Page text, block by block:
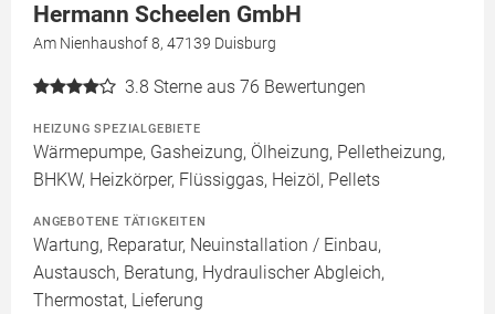
Hermann Scheelen GmbH
Am Nienhaushof 8, 47139 Duisburg
3.8 Sterne aus 76 Bewertungen
HEIZUNG SPEZIALGEBIETE
Wärmepumpe, Gasheizung, Ölheizung, Pelletheizung,
BHKW, Heizkörper, Flüssiggas, Heizöl, Pellets
ANGEBOTENE TÄTIGKEITEN
Wartung, Reparatur, Neuinstallation / Einbau,
Austausch, Beratung, Hydraulischer Abgleich,
Thermostat, Lieferung